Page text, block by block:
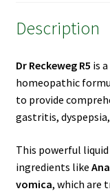
Description
Dr Reckeweg R5 is
homeopathic
to provide
gastritis,
This powerful
ingredients like
vomica, which are